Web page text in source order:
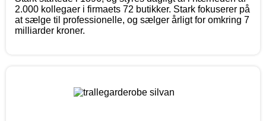
2.000 kollegaer i firmaets 72 butikker. Stark fokuserer på
at sælge til professionelle, og sælger årligt for omkring 7
milliarder kroner.